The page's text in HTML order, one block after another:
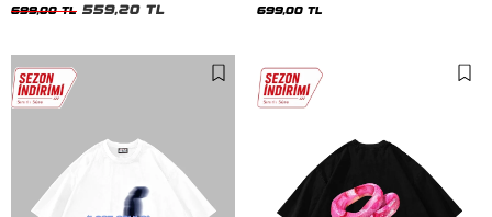
Tshirt
699,00 TL 559,20 TL 699,00 TL